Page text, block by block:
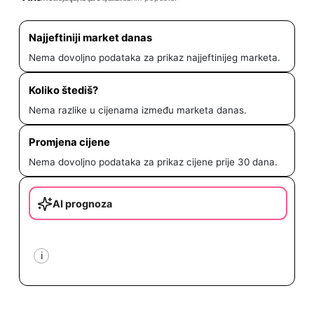
Najjeftiniji market danas
Nema dovoljno podataka za prikaz najjeftinijeg marketa.
Koliko štediš?
Nema razlike u cijenama između marketa danas.
Promjena cijene
Nema dovoljno podataka za prikaz cijene prije 30 dana.
AI prognoza
i